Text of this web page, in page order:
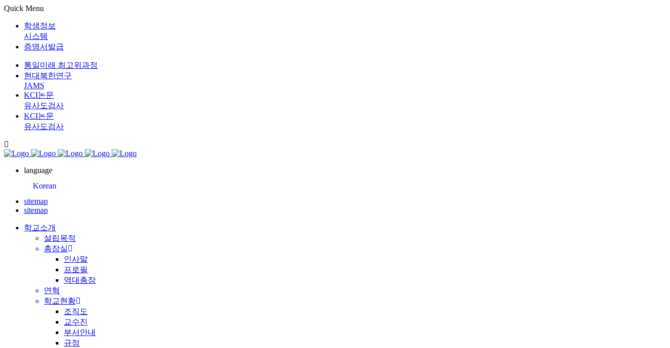
Quick Menu
학생정보
시스템
증명서발급
통일미래 최고위과정
현대북한연구
JAMS
KCI논문
유사도검사
KCI논문
유사도검사
language
Korean
sitemap
sitemap
학교소개
설립목적
총장실
인사말
프로필
역대총장
연혁
학교현황
조직도
교수진
부서안내
규정